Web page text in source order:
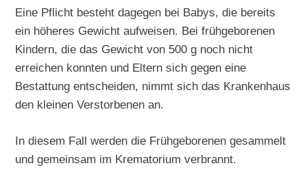
Eine Pflicht besteht dagegen bei Babys, die bereits
ein höheres Gewicht aufweisen. Bei frühgeborenen
Kindern, die das Gewicht von 500 g noch nicht
erreichen konnten und Eltern sich gegen eine
Bestattung entscheiden, nimmt sich das Krankenhaus
den kleinen Verstorbenen an.
In diesem Fall werden die Frühgeborenen gesammelt
und gemeinsam im Krematorium verbrannt.